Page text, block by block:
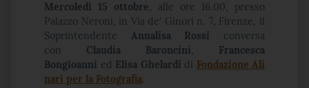
Mercoledì 15 ottobre, alle ore 16.00, presso
Palazzo Neroni, in Via de' Ginori n. 7, Firenze, il
Soprintendente Annalisa Rossi conversa
con Claudia Baroncini, Francesca
Bongioanni ed Elisa Ghelardi di Fondazione Ali
nari per la Fotografia.